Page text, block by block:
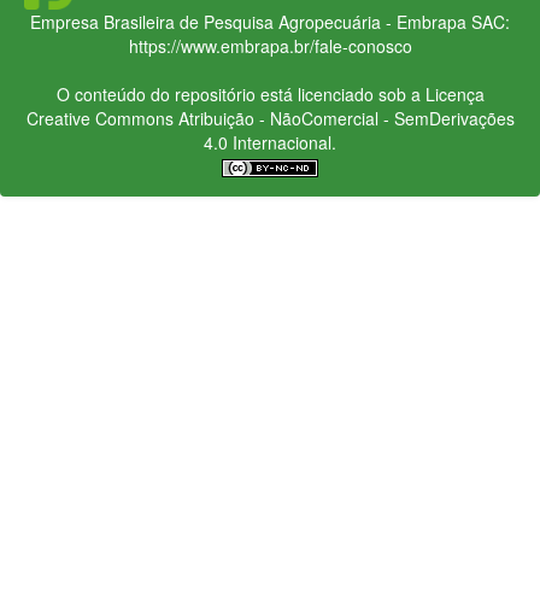
Empresa Brasileira de Pesquisa Agropecuária - Embrapa SAC:
https://www.embrapa.br/fale-conosco
O conteúdo do repositório está licenciado sob a Licença
Creative CommonsAtribuição - NãoComercial - SemDerivações
4.0 Internacional.